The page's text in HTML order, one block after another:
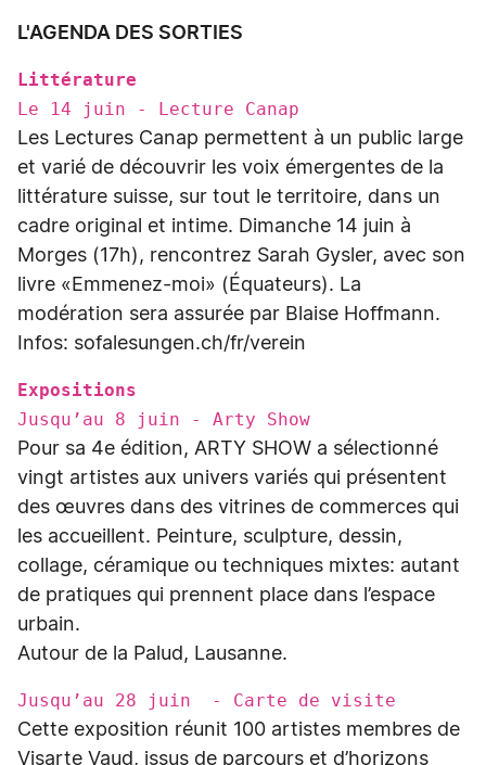
L'AGENDA DES SORTIES
Littérature
Le 14 juin - Lecture Canap
Les Lectures Canap permettent à un public large
et varié de découvrir les voix émergentes de la
littérature suisse, sur tout le territoire, dans un
cadre original et intime. Dimanche 14 juin à
Morges (17h), rencontrez Sarah Gysler, avec son
livre «Emmenez-moi» (Équateurs). La
modération sera assurée par Blaise Hoffmann.
Infos: sofalesungen.ch/fr/verein
Expositions
Jusqu’au 8 juin - Arty Show
Pour sa 4e édition, ARTY SHOW a sélectionné
vingt artistes aux univers variés qui présentent
des œuvres dans des vitrines de commerces qui
les accueillent. Peinture, sculpture, dessin,
collage, céramique ou techniques mixtes: autant
de pratiques qui prennent place dans l’espace
urbain.
Autour de la Palud, Lausanne.
Jusqu’au 28 juin - Carte de visite
Cette exposition réunit 100 artistes membres de
Visarte Vaud, issus de parcours et d’horizons